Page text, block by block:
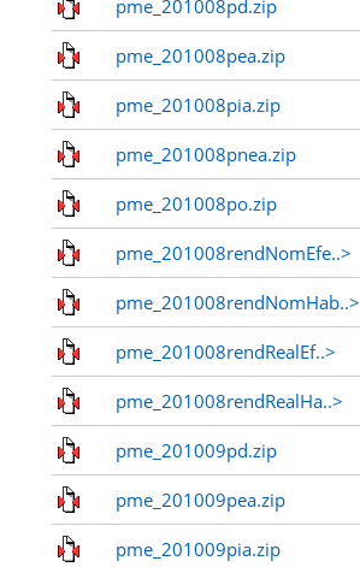
pme_201008pd.zip
pme_201008pea.zip
pme_201008pia.zip
pme_201008pnea.zip
pme_201008po.zip
pme_201008rendNomEfe..>
pme_201008rendNomHab..>
pme_201008rendRealEf..>
pme_201008rendRealHa..>
pme_201009pd.zip
pme_201009pea.zip
pme_201009pia.zip